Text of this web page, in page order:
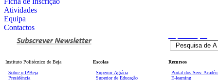
Atividades
Equipa
Contactos
Instituto Politécnico de Beja
Sobre o IPBeja
Presidência
Escolas
Superior Agrária
Superior de Educação
Recursos
Portal dos Serv.
E-learning